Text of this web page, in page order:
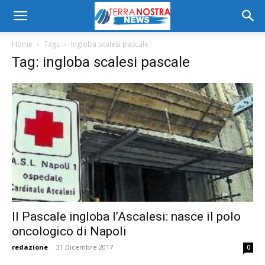
Home Tags Ingloba scalesi pascale
Tag: ingloba scalesi pascale
Il Pascale ingloba l’Ascalesi: nasce il polo
oncologico di Napoli
redazione - 31 Dicembre 2017 0